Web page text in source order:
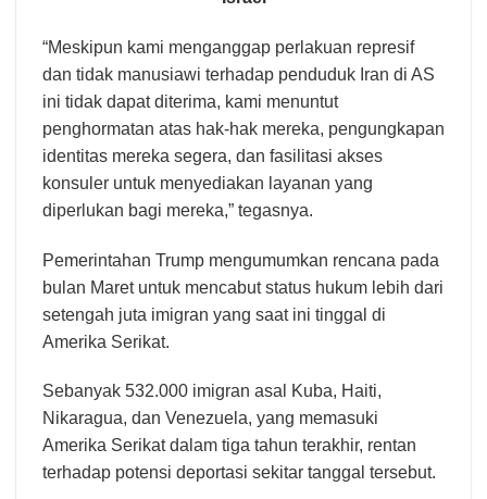
“Meskipun kami menganggap perlakuan represif
dan tidak manusiawi terhadap penduduk Iran di AS
ini tidak dapat diterima, kami menuntut
penghormatan atas hak-hak mereka, pengungkapan
identitas mereka segera, dan fasilitasi akses
konsuler untuk menyediakan layanan yang
diperlukan bagi mereka,” tegasnya.
Pemerintahan Trump mengumumkan rencana pada
bulan Maret untuk mencabut status hukum lebih dari
setengah juta imigran yang saat ini tinggal di
Amerika Serikat.
Sebanyak 532.000 imigran asal Kuba, Haiti,
Nikaragua, dan Venezuela, yang memasuki
Amerika Serikat dalam tiga tahun terakhir, rentan
terhadap potensi deportasi sekitar tanggal tersebut.